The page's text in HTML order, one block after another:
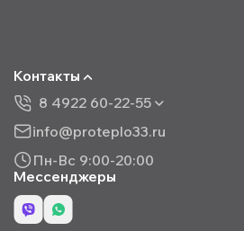
Контакты
8 4922 60-22-55
info@proteplo33.ru
Пн-Вс 9:00-20:00
Мессенджеры